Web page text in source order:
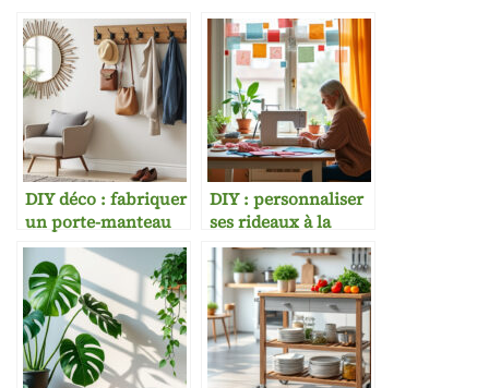
DIY déco : fabriquer
un porte-manteau
mural
DIY : personnaliser
ses rideaux à la
maison